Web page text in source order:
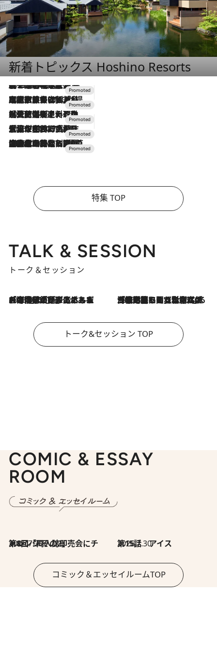
新着トピックス Hoshino Resorts
2026.8.7
【トンボの足水浴】ヒノキの香りに包まれて涼感マックス！約13℃の湧水かけ流しを避暑地「星野温泉 トンボの湯」で体験
2026.7.31
【ホテル帰省】という選択肢をOMOが提案。家族とほどよい距離を保つには「昼は実家、夜は気兼ねなくホテルで！」
2026.7.24
【夏限定ディナーコース】旬を迎える稚鮎や花ズッキーニなどをイタリア・トスカーナの郷土料理の手法で満喫！
2026.7.17
「土佐和ハーブかき氷」がOMO7高知に登場！生姜、山椒、大葉など目にも舌にも涼を呼ぶ郷土の味
2026.7.10
NEW OPEN！【界 草津】名湯の地に誕生。趣の異なる2種の温泉と上州ならではの会席・蕎麦割烹など美食を味わう究極の癒やし旅
特集 TOP
TALK & SESSION
トーク＆セッション
2026.8.3
「今後値上げがあるとすれば…」「リスクがあるのは今年の冬」エネルギー専門家が語る、ホルムズ海峡封鎖が家庭にもたらす“ある心配” 2026.8.3
「住宅建てられない…」「サーチャージ料の高値が続いている」ホルムズ海峡封鎖による影響はいつまで続く？《エネルギー専門家に聞く“どうなる日本の暮らし”》
トーク&セッション TOP
COMIC & ESSAY
ROOM
2026.7.30
第8回「同人誌即売会にチャレンジ その2」 2026.7.30
第15話 アイス
コミック＆エッセイルームTOP